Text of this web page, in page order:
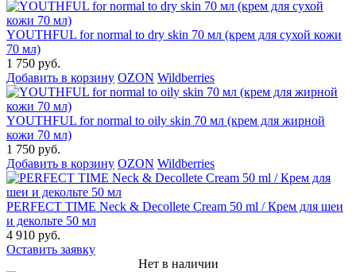
YOUTHFUL for normal to dry skin 70 мл (крем для сухой кожи
70 мл)
1 750 руб.
Добавить в корзину OZON Wildberries
YOUTHFUL for normal to oily skin 70 мл (крем для жирной
кожи 70 мл)
1 750 руб.
Добавить в корзину OZON Wildberries
PERFECT TIME Neck & Decollete Cream 50 ml / Крем для шеи
и декольте 50 мл
4 910 руб.
Оставить заявку
Нет в наличии